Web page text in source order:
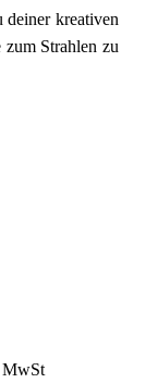
deiner kreativen
zum Strahlen zu
MwSt